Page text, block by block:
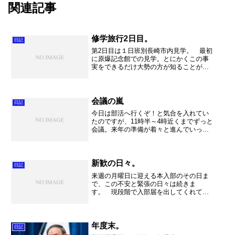
関連記事
日記 修学旅行2日目。
第2日目は１日班別長崎市内見学。 最初
に原爆記念館での見学。とにかくこの事
実をできるだけ大勢の方が知ることが大
見学したいと思いまし...
日記 会議の嵐
今日は部活へ行くぞ！と気合を入れてい
たのですが、11時半～4時近くまでずっと
会議。来年の準備が着々と進んでいって
顔を出しただけになっ...
日記 新歓の日々。
来週の月曜日に迎える本入部のその日ま
で、この不安と緊張の日々は続きま
す。 現段階で入部届を出してくれてい
年生自身もまだどこに入...
日記 年度末。